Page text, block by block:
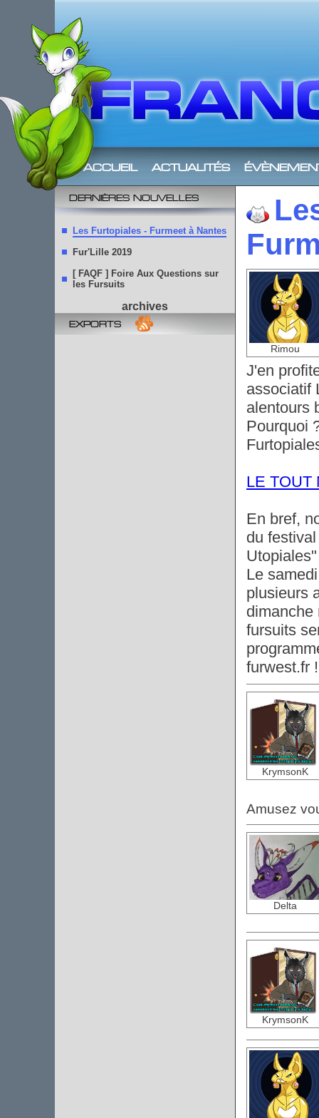
accueil actualités
dernières nouvelles
Les Furtopiales - Furmeet à Nantes
Fur'Lille 2019
[ FAQF ] Foire Aux Questions sur
les Fursuits
archives
exports
Rimou
J'en
associatif
alentours
Pourquoi
LE TOUT
En bref,
du
Le
plusieurs
dimanche
fursuits
furwest.fr
KrymsonK
Amusez
Delta
KrymsonK